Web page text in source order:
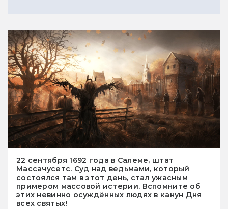
22 сентября 1692 года в Салеме, штат
Массачусетс. Суд над ведьмами, который
состоялся там в этот день, стал ужасным
примером массовой истерии. Вспомните об
этих невинно осуждённых людях в канун Дня
всех святых!